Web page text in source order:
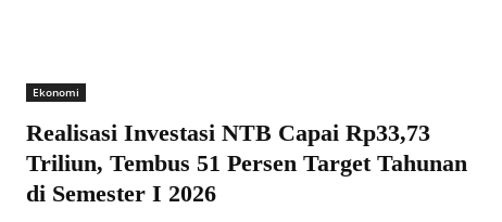
Ekonomi
Realisasi Investasi NTB Capai Rp33,73
Triliun, Tembus 51 Persen Target Tahunan
di Semester I 2026